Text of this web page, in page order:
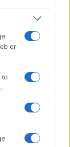
or
to
e degrado: